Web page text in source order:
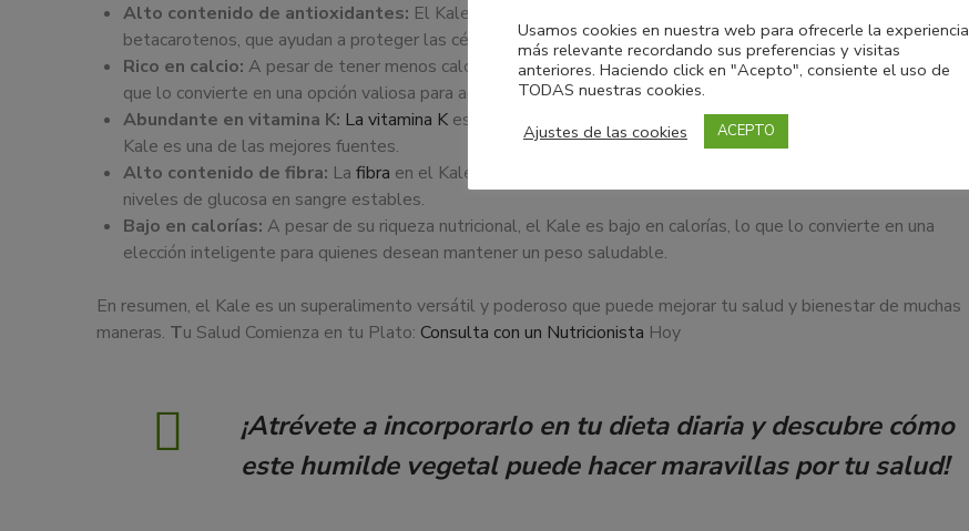
Alto contenido de antioxidantes: El Kale está cargado de
betacarotenos, que ayudan a proteger las células del daño causado por los radicales libres.
Rico en calcio: A pesar de tener menos calcio que la leche, el Kale es una excelente fuente decalcio, lo
que lo convierte en una opción valiosa para aquellos que evitan los productos lácteos.
Abundante en vitamina K: La vitamina K es esencial para la coagulación sanguínea y la salud ósea, y el
Kale es una de las mejores fuentes.
Alto contenido de fibra: La fibra en el Kale es beneficiosa para la digestión y puede ayudar a mantener
niveles de glucosa en sangre estables.
Bajo en calorías: A pesar de su riqueza nutricional, el Kale es bajo en calorías, lo que lo convierte en una
elección inteligente para quienes desean mantener un peso saludable.
En resumen, el Kale es un superalimento versátil y poderoso que puede mejorar tu salud y bienestar de muchas
maneras. Tu Salud Comienza en tu Plato: Consulta con un Nutricionista Hoy
¡Atrévete a incorporarlo en tu dieta diaria y descubre cómo
este humilde vegetal puede hacer maravillas por tu salud!
Usamos cookies en nuestra web para ofrecerle la experiencia
más relevante recordando sus preferencias y visitas
anteriores. Haciendo click en "Acepto", consiente el uso de
TODAS nuestras cookies.
Ajustes de las cookies
ACEPTO